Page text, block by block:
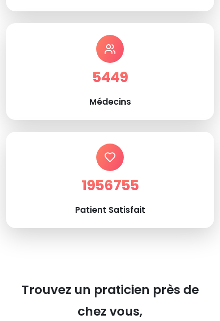
5449
Médecins
1956755
Patient Satisfait
Trouvez un praticien près de
chez vous,